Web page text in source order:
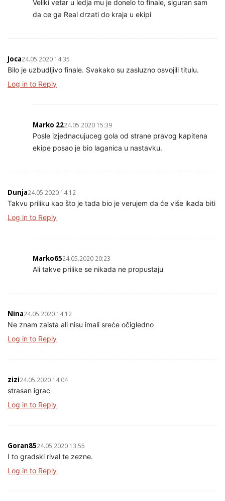
Veliki vetar u ledja mu je donelo to finale, siguran sam
da ce ga Real drzati do kraja u ekipi
Joca24.05.2020 14:35
Bilo je uzbudljivo finale. Svakako su zasluzno osvojili titulu.
Log in to Reply
Marko 2224.05.2020 15:39
Posle izjednacujuceg gola od strane pravog kapitena
ekipe posao je bio laganica u nastavku.
Dunja24.05.2020 14:12
Takvu priliku kao što je tada bio je verujem da će više ikada biti
Log in to Reply
Marko6524.05.2020 20:23
Ali takve prilike se nikada ne propustaju
Nina24.05.2020 14:12
Ne znam zaista ali nisu imali sreće očigledno
Log in to Reply
zizi24.05.2020 14:04
strasan igrac
Log in to Reply
Goran8524.05.2020 13:55
I to gradski rival te zezne.
Log in to Reply